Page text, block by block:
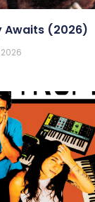
Awaits (2026)